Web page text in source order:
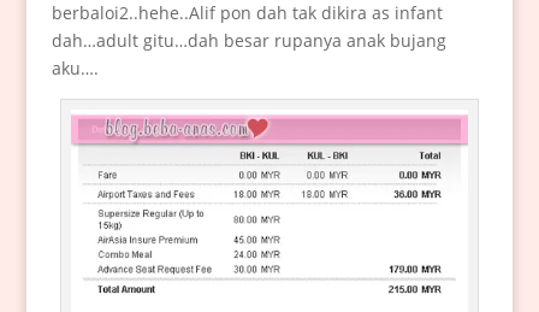
berbaloi2..hehe..Alif pon dah tak dikira as infant
dah…adult gitu…dah besar rupanya anak bujang
aku….